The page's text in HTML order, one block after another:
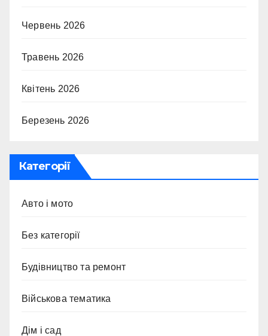
Червень 2026
Травень 2026
Квітень 2026
Березень 2026
Категорії
Авто і мото
Без категорії
Будівництво та ремонт
Військова тематика
Дім і сад